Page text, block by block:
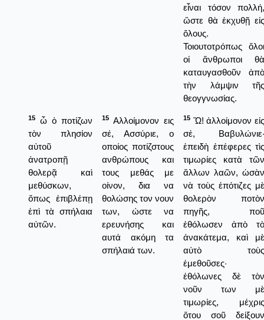
εἶναι τόσον πολλή,
ὥστε θὰ ἐκχυθῇ εἰς
ὅλους.
Τοιουτοτρόπως ὅλοι
οἱ ἄνθρωποι θὰ
καταυγασθοῦν ἀπὸ
τὴν λάμψιν τῆς
θεογγνωσίας.
15
ὦ ὁ ποτίζων
τὸν πλησίον
αὐτοῦ
ἀνατροπῇ
θολερᾷ καὶ
μεθύσκων,
ὅπως ἐπιβλέπῃ
ἐπὶ τὰ σπήλαια
αὐτῶν.
15 Αλλοίμονον εις
σέ, Ασσύριε, ο
οποίος ποτίζστους
ανθρώπους και
τους μεθάς με
οίνον, δια να
θολώσης τον νουν
των, ώστε να
ερευνήσης και
αυτά ακόμη τα
σπήλαιά των.
15 Ὤ! ἀλλοίμονον εἰς
σέ, Βαβυλώνιε·
ἐπειδὴ ἐπέφερες τὶς
τιμωρίες κατὰ τῶν
ἄλλων λαῶν, ὡσὰν
νὰ τοὺς ἐπότιζες μὲ
θολερὸν ποτὸν
πηγῆς, ποῦ
ἐθόλωσεν ἀπὸ τὸ
ἀνακάτεμα, καὶ μὲ
αὐτὸ τοὺς
ἐμεθοῦσες·
ἐθόλωνες δὲ τὸν
νοῦν των μὲ
τιμωρίες, μέχρις
ὅτου σοῦ δείξουν